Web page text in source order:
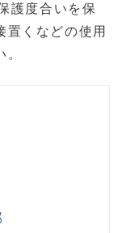
護度合いを保
置くなどの使用